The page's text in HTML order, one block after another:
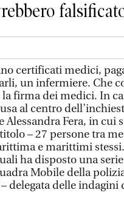
certificati medici,
un infermiere. Che
firma dei medici. In
al centro
Fera, in cui
– 27 persone tra
e marittimi
ha disposto una
Mobile della
delegata delle indagini